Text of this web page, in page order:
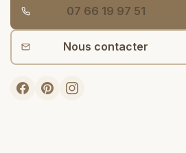
07 66 19 97 51
Nous contacter